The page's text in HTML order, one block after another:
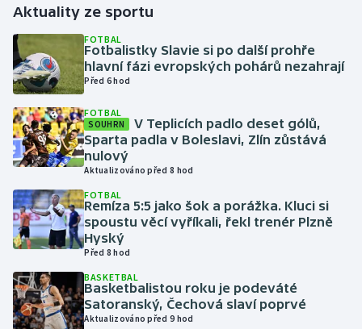
Futsal
Golf
Gymnastika
Házená
Jezdectví
Judo
Krasobruslení
Lezení
Lyže a snowboard
Aktuality ze sportu
FOTBAL
Fotbalistky Slavie si po další prohře
hlavní fázi evropských pohárů nezahrají
Před 6 hod
FOTBAL
SOUHRN
V Teplicích padlo deset gólů,
Sparta padla v Boleslavi, Zlín zůstává
nulový
Aktualizováno před 8 hod
FOTBAL
Remíza 5:5 jako šok a porážka. Kluci si
spoustu věcí vyříkali, řekl trenér Plzně
Hyský
Před 8 hod
BASKETBAL
Basketbalistou roku je podeváté
Satoranský, Čechová slaví poprvé
Aktualizováno před 9 hod